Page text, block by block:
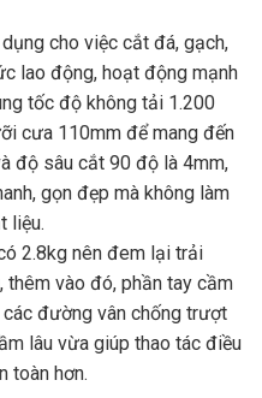
cho việc cắt đá, gạch,
lao động, hoạt động mạnh
tốc độ không tải 1.200
cưa 110mm để mang đến
độ sâu cắt 90 độ là 4mm,
gọn đẹp mà không làm
liệu.
2.8kg nên đem lại trải
thêm vào đó, phần tay cầm
đường vân chống trượt
lâu vừa giúp thao tác điều
toàn hơn.